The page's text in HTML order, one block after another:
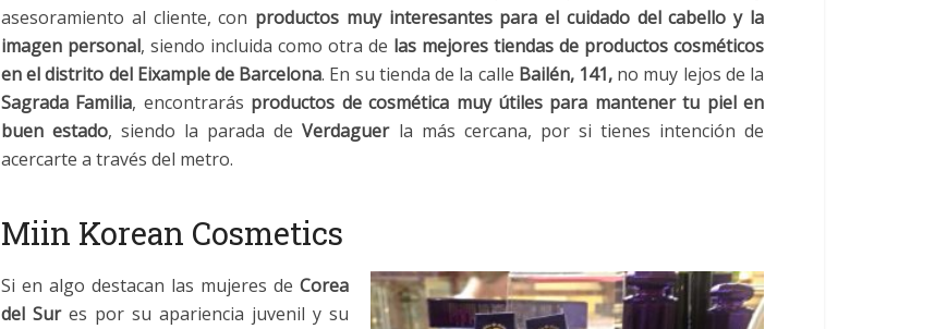
asesoramiento al cliente, con productos muy interesantes para el cuidado del cabello y la
imagen personal, siendo incluida como otra de las mejores tiendas de productos cosméticos
en el distrito del Eixample de Barcelona. En su tienda de la calle Bailén, 141,no muy lejos de la
Sagrada Familia, encontrarás productos de cosmética muy útiles para mantener tu piel en
buen estado, siendo la parada deVerdaguerla más cercana, por si tienes intención de
acercarte a través del metro.
Miin Korean Cosmetics
Si en algo destacan las mujeres de Corea
del Sures por su apariencia juvenil y su